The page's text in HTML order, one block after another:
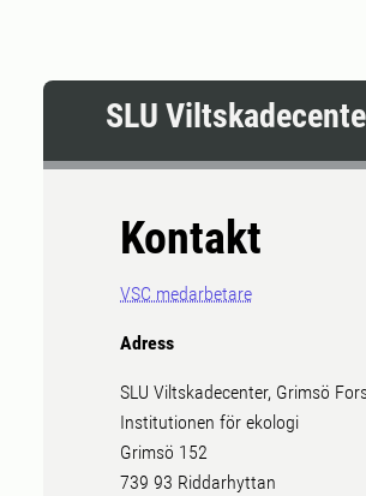
SLU
Kontakt
VSC medarbetare
Adress
SLU Viltskadecenter, Grimsö
Institutionen för ekologi
Grimsö 152
739 93 Riddarhyttan